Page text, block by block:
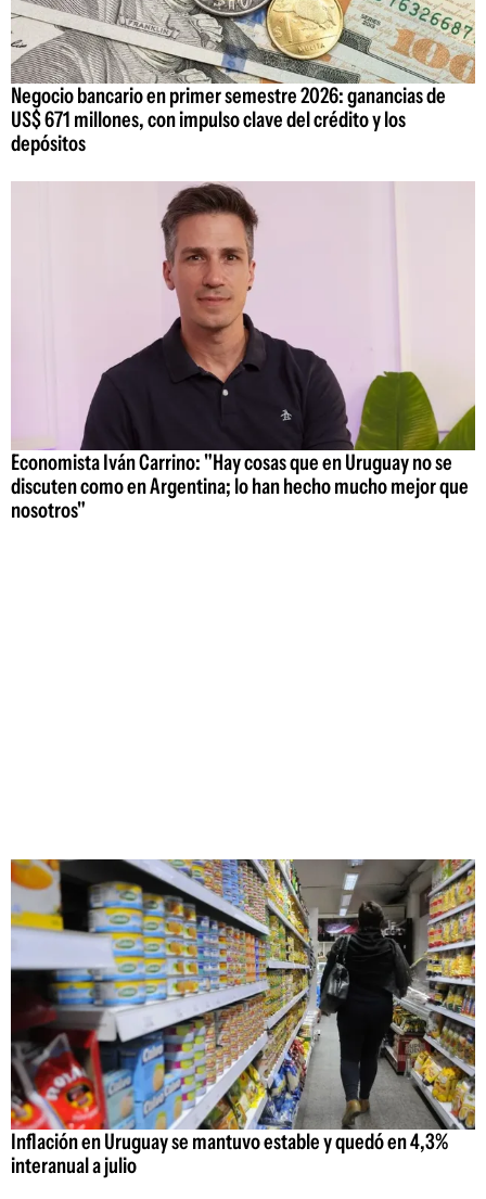
Negocio bancario en primer semestre 2026: ganancias de
US$ 671 millones, con impulso clave del crédito y los
depósitos
Economista Iván Carrino: "Hay cosas que en Uruguay no se
discuten como en Argentina; lo han hecho mucho mejor que
nosotros"
Inflación en Uruguay se mantuvo estable y quedó en 4,3%
interanual a julio